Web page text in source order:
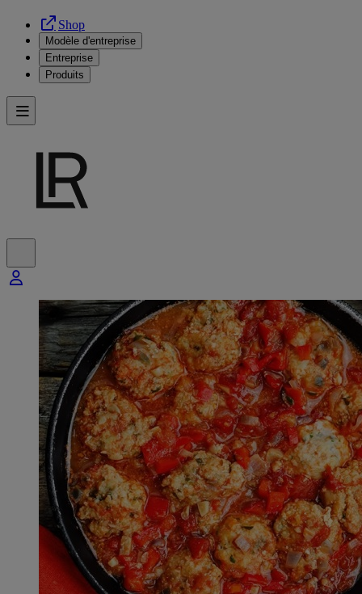
Shop
Modèle d'entreprise
Entreprise
Produits